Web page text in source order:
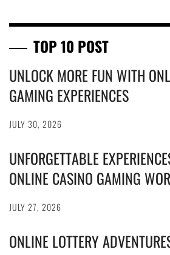
TOP 10 POST
UNLOCK MORE FUN WITH
GAMING EXPERIENCES
JULY 30, 2026
UNFORGETTABLE
ONLINE CASINO GAMING
JULY 27, 2026
ONLINE LOTTERY